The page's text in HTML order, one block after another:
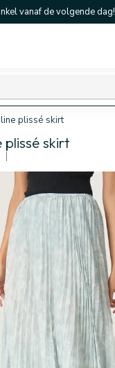
vanaf de volgende dag!
plissé skirt
skirt